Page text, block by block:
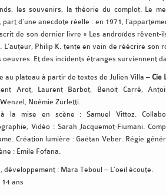
les souvenirs, la théorie du complot. Le
part d’une anecdote réelle : en 1971,
de son dernier livre « Les androïdes rêvent-
L’auteur, Philip K. tente en vain de réécrire son
oeuvres. Et des incidents étranges surviennent
au plateau à partir de textes de Julien Villa – Cie
Arot, Laurent Barbot, Benoit Carré,
Noémie Zurletti.
la mise en scène : Samuel Vittoz.
Vidéo : Sarah Jacquemot-Fiumani.
Création lumière : Gaëtan Veber. Régie
: Émile Fofana.
développement : Mara Teboul – L’oeil écoute.
ans